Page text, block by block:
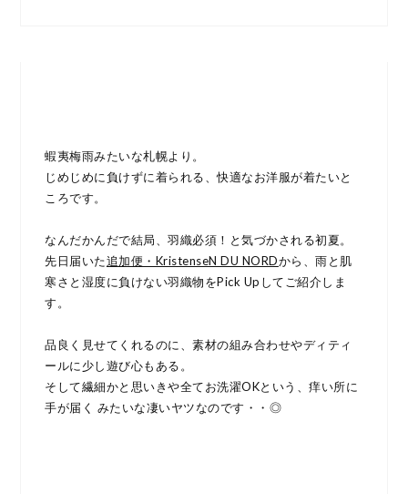
蝦夷梅雨みたいな札幌より。
じめじめに負けずに着られる、快適なお洋服が着たいと
ころです。
なんだかんだで結局、羽織必須！と気づかされる初夏。
先日届いた追加便・KristenseN DU NORDから、雨と肌
寒さと湿度に負けない羽織物をPick Upしてご紹介しま
す。
品良く見せてくれるのに、素材の組み合わせやディティ
ールに少し遊び心もある。
そして繊細かと思いきや全てお洗濯OKという、痒い所に
手が届く みたいな凄いヤツなのです・・◎